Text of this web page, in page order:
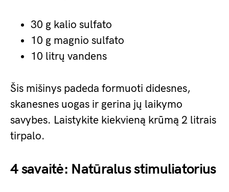
30 g kalio sulfato
10 g magnio sulfato
10 litrų vandens
Šis mišinys padeda formuoti didesnes,
skanesnes uogas ir gerina jų laikymo
savybes. Laistykite kiekvieną krūmą 2 litrais
tirpalo.
4 savaitė: Natūralus stimuliatorius